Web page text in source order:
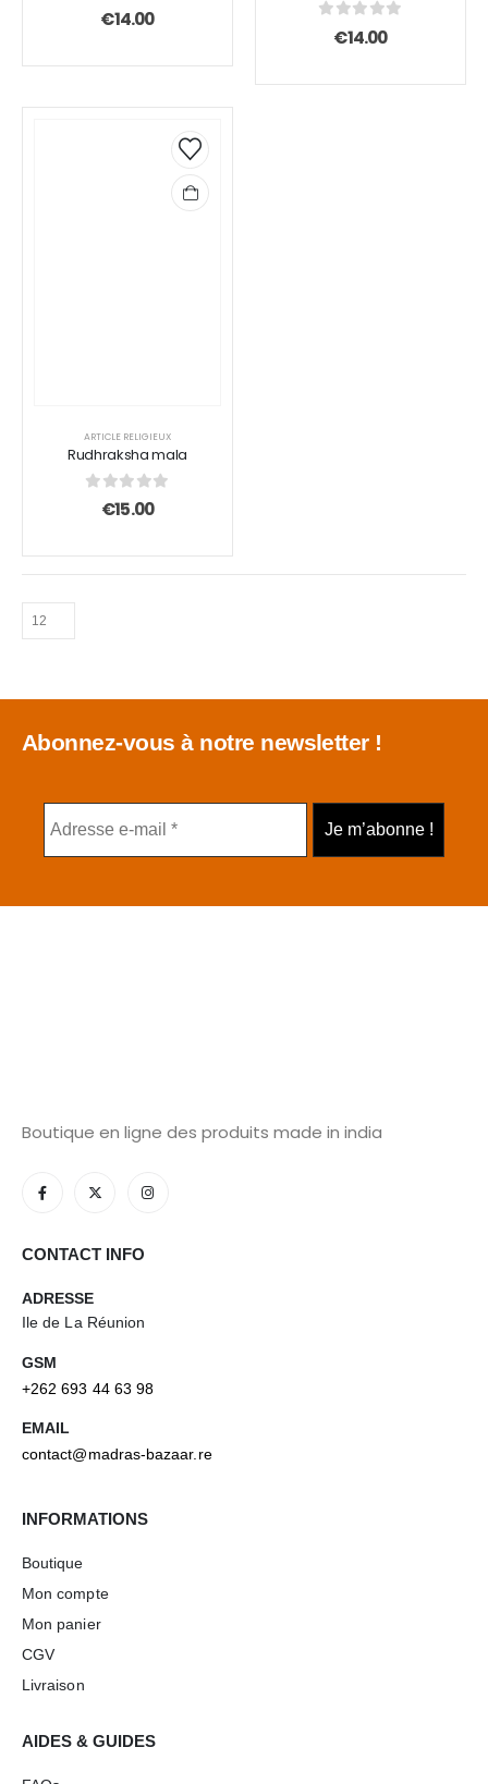
sur 5
€14.00 sur 5
€14.00
ARTICLE RELIGIEUX
Rudhraksha mala
sur 5
€15.00
Abonnez-vous à notre newsletter !
Boutique en ligne des produits made in india
CONTACT INFO
ADRESSE
Ile de La Réunion
GSM
+262 693 44 63 98
EMAIL
contact@madras-bazaar.re
INFORMATIONS
Boutique
Mon compte
Mon panier
CGV
Livraison
AIDES & GUIDES